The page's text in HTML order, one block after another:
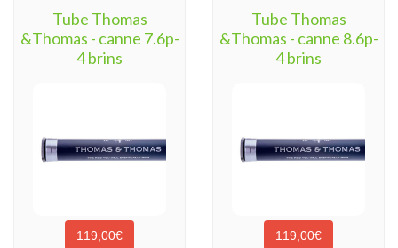
Tube Thomas
&Thomas - canne 7.6p-
4 brins
119,00€
Tube Thomas
&Thomas - canne 8.6p-
4 brins
119,00€